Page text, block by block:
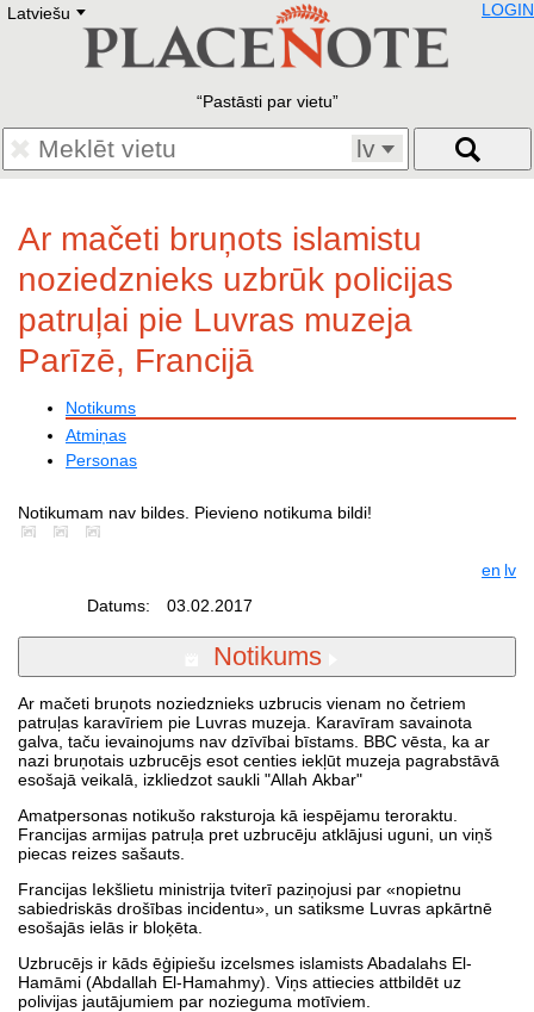
Latviešu E
Deutsch
Francais
Polski
Eestikeelne
LOGIN
Pastāsti par vietu
lv
Ar mačeti bruņots islamistu
noziedznieks uzbrūk policijas
patruļai pie Luvras muzeja
Parīzē, Francijā
Notikums
Atmiņas
Personas
Notikumam nav bildes. Pievieno notikuma bildi!
en lv
Datums:
03.02.2017
Notikums
Ar mačeti bruņots noziedznieks uzbrucis vienam no četriem
patruļas karavīriem pie Luvras muzeja. Karavīram savainota
galva, taču ievainojums nav dzīvībai bīstams. BBC vēsta, ka ar
nazi bruņotais uzbrucējs esot centies iekļūt muzeja pagrabstāvā
esošajā veikalā, izkliedzot saukli "Allah Akbar"
Amatpersonas notikušo raksturoja kā iespējamu teroraktu.
Francijas armijas patruļa pret uzbrucēju atklājusi uguni, un viņš
piecas reizes sašauts.
Francijas Iekšlietu ministrija tviterī paziņojusi par «nopietnu
sabiedriskās drošības incidentu», un satiksme Luvras apkārtnē
esošajās ielās ir bloķēta.
Uzbrucējs ir kāds ēģipiešu izcelsmes islamists Abadalahs El-
Hamāmi (Abdallah El-Hamahmy). Viņs attiecies attbildēt uz
polivijas jautājumiem par nozieguma motīviem.